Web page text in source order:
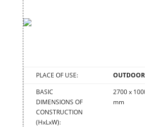
PLACE OF USE:
OUTDOOR
BASIC
DIMENSIONS OF
CONSTRUCTION
(HxLxW):
2700 x
mm